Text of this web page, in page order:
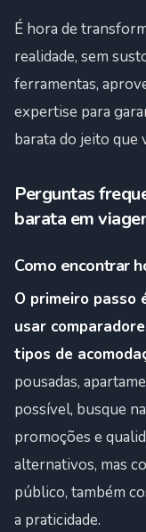
É hora de
realidade, sem
ferramentas,
expertise para
barata do jeito que
Perguntas
barata em
Como encontrar
O primeiro passo
usar
tipos de
pousadas,
possível, busque
promoções e
alternativos, mas
público, também
a praticidade.